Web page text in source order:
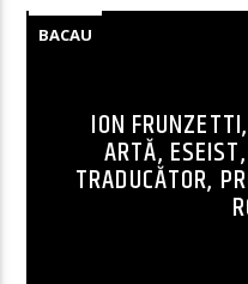
BACAU
ION
ARTĂ,
TRADUCĂTOR,